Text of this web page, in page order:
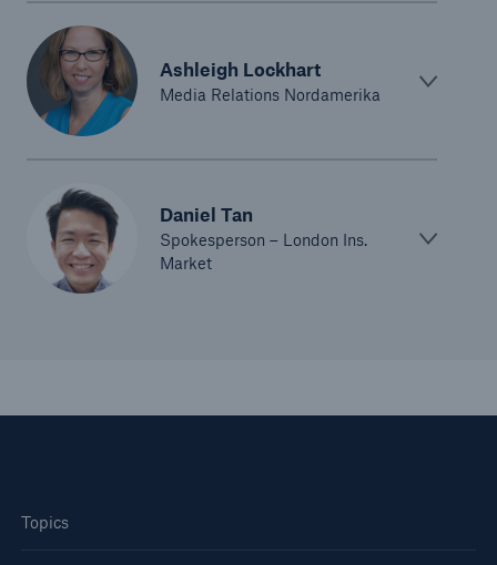
Ashleigh Lockhart
Media Relations Nordamerika
Daniel Tan
Spokesperson – London Ins.
Market
Topics